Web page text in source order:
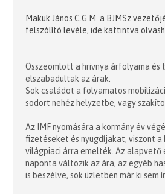
Makuk János C.G.M. a BJMSz
felszólító levéle, ide kattintva
Összeomlott a hrivnya árfolyama és
elszabadultak az árak.
Sok családot a folyamatos
sodort nehéz helyzetbe, vagy
Az IMF nyomására a kormány év
fizetéseket és nyugdíjakat, viszont a
világpiaci árra emelték. Az alapvető
naponta változik az ára, az egyéb
is beszélve, sok üzletben már ki sem